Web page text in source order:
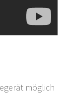
möglich